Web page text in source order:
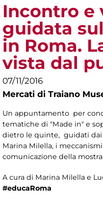
Incontro e
guidata
in Roma.
vista dal
07/11/2016
Mercati di Traiano
Un appuntamento per
tematiche di "Made in" e
dietro le quinte, guidati dai
Marina Milella, i
comunicazione della
A cura di Marina Milella e
#educaRoma